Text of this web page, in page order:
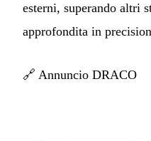
esterni, superando altri
approfondita in
🔗 Annuncio DRACO